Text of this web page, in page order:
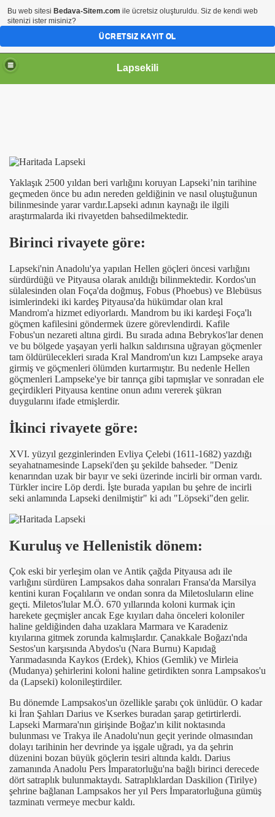
Lapsekili
Yaklaşık 2500 yıldan beri varlığını koruyan Lapseki’nin tarihine
geçmeden önce bu adın nereden geldiğinin ve nasıl oluştuğunun
bilinmesinde yarar vardır.Lapseki adının kaynağı ile ilgili
araştırmalarda iki rivayetden bahsedilmektedir.
Birinci rivayete göre:
Lapseki'nin Anadolu'ya yapılan Hellen göçleri öncesi varlığını
sürdürdüğü ve Pityausa olarak anıldığı bilinmektedir. Kordos'un
sülalesinden olan Foça'da doğmuş, Fobus (Phoebus) ve Blebüsus
isimlerindeki iki kardeş Pityausa'da hükümdar olan kral
Mandrom'a hizmet ediyorlardı. Mandrom bu iki kardeşi Foça'lı
göçmen kafilesini göndermek üzere görevlendirdi. Kafile
Fobus'un nezareti altına girdi. Bu sırada adına Bebrykos'lar denen
ve bu bölgede yaşayan yerli halkın saldırısına uğrayan göçmenler
tam öldürülecekleri sırada Kral Mandrom'un kızı Lampseke araya
girmiş ve göçmenleri ölümden kurtarmıştır. Bu nedenle Hellen
göçmenleri Lampseke'ye bir tanrıça gibi tapmışlar ve sonradan ele
geçirdikleri Pityausa kentine onun adını vererek şükran
duygularını ifade etmişlerdir.
İkinci rivayete göre:
XVI. yüzyıl gezginlerinden Evliya Çelebi (1611-1682) yazdığı
seyahatnamesinde Lapseki'den şu şekilde bahseder. "Deniz
kenarından uzak bir bayır ve seki üzerinde incirli bir orman vardı.
Türkler incire Löp derdi. İşte burada yapılan bu şehre de incirli
seki anlamında Lapseki denilmiştir" ki adı "Löpseki"den gelir.
Kuruluş ve Hellenistik dönem:
Çok eski bir yerleşim olan ve Antik çağda Pityausa adı ile
varlığını sürdüren Lampsakos daha sonraları Fransa'da Marsilya
kentini kuran Foçalıların ve ondan sonra da Miletosluların eline
geçti. Miletos'lular M.Ö. 670 yıllarında koloni kurmak için
harekete geçmişler ancak Ege kıyıları daha önceleri koloniler
haline geldiğinden daha uzaklara Marmara ve Karadeniz
kıyılarına gitmek zorunda kalmışlardır. Çanakkale Boğazı'nda
Sestos'un karşısında Abydos'u (Nara Burnu) Kapıdağ
Yarımadasında Kaykos (Erdek), Khios (Gemlik) ve Mirleia
(Mudanya) şehirlerini koloni haline getirdikten sonra Lampsakos'u
da (Lapseki) kolonileştirdiler.
Bu dönemde Lampsakos'un özellikle şarabı çok ünlüdür. O kadar
ki İran Şahları Darius ve Kserkes buradan şarap getirtirlerdi.
Lapseki Marmara'nın girişinde Boğaz'ın kilit noktasında
bulunması ve Trakya ile Anadolu'nun geçit yerinde olmasından
dolayı tarihinin her devrinde ya işgale uğradı, ya da şehrin
düzenini bozan büyük göçlerin tesiri altında kaldı. Darius
zamanında Anadolu Pers İmparatorluğu'na bağlı birinci derecede
dört satraplık bulunmaktaydı. Satraplıklardan Daskilion (Tirilye)
şehrine bağlanan Lampsakos her yıl Pers İmparatorluğuna gümüş
tazminatı vermeye mecbur kaldı.
Bu web sitesi Bedava-Sitem.com ile ücretsiz oluşturuldu. Siz de kendi web
sitenizi ister misiniz?
ÜCRETSIZ KAYIT OL